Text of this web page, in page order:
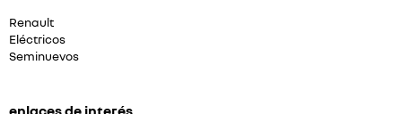
Renault
Eléctricos
Seminuevos
enlaces de interés